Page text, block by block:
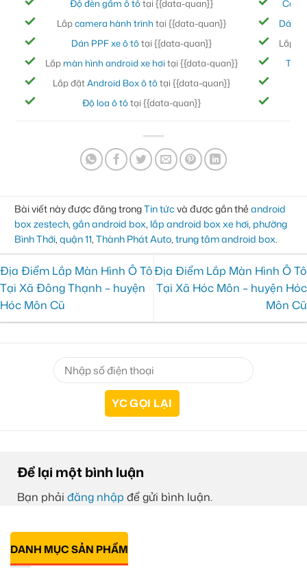
Độ đèn gầm ô tôtại {{data-quan}}
Lắpcamera hành trình tại {{data-quan}}
Dán PPF xe ô tôtại {{data-quan}}
Lắp màn hình android xe hơi tại {{data-quan}}
Lắp đặtAndroid Box ô tôtại {{data-quan}}
Độ loa ô tôtại {{data-quan}}
Dán
Lắp
Bài viết này được đăng trongTin tứcvà được gắn thẻ android
box zestech, gắn android box, lắp android box xe hơi, phường
Bình Thới, quận 11, Thành Phát Auto, trung tâm android box.
Địa Điểm Lắp Màn Hình Ô Tô
Tại Xã Đông Thạnh – huyện
Hóc Môn Cũ
Địa Điểm Lắp Màn Hình Ô Tô
Tại Xã Hóc Môn – huyện Hóc
Môn Cũ
Để lại một bình luận
Bạn phải đăng nhập để gửi bình luận.
DANH MỤC SẢN PHẨM